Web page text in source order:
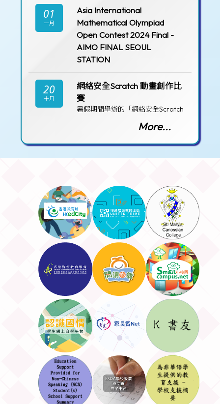
01
一月
Asia International
Mathematical Olympiad
Open Contest 2024 Final -
AIMO FINAL SEOUL
STATION
20
十月
網絡安全Scratch 動畫創作比
賽
暑假期間舉辦的「網絡安全Scratch
More...